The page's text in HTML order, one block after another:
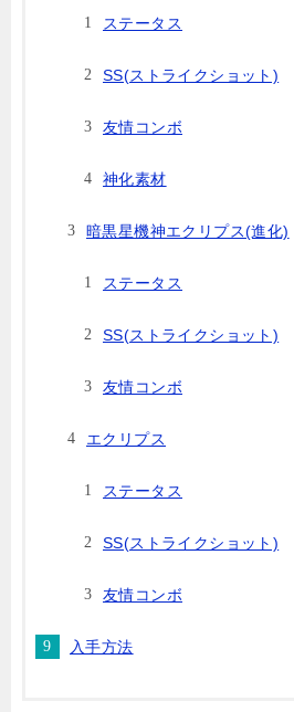
ステータス
SS(ストライクショット)
友情コンボ
神化素材
暗黒星機神エクリプス(進化)
ステータス
SS(ストライクショット)
友情コンボ
エクリプス
ステータス
SS(ストライクショット)
友情コンボ
入手方法